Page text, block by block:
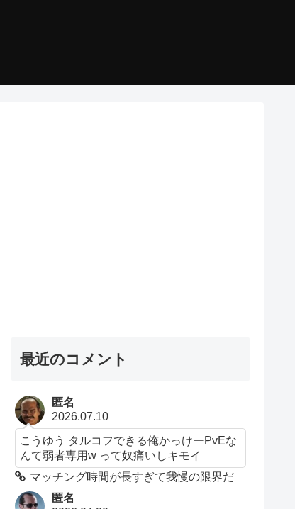
最近のコメント
匿名
2026.07.10
こうゆう タルコフできる俺かっけーPvEな
んて弱者専用w って奴痛いしキモイ
マッチング時間が長すぎて我慢の限界だ
匿名